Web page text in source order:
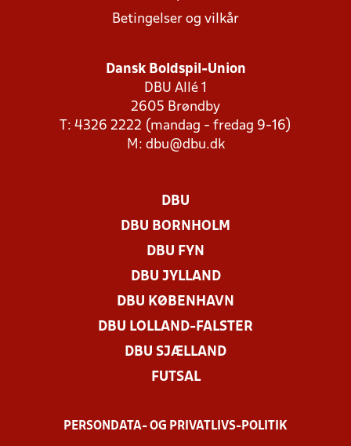
Betingelser og vilkår
Dansk Boldspil-Union
DBU Allé 1
2605 Brøndby
T: 4326 2222 (mandag - fredag 9-16)
M: dbu@dbu.dk
DBU
DBU BORNHOLM
DBU FYN
DBU JYLLAND
DBU KØBENHAVN
DBU LOLLAND-FALSTER
DBU SJÆLLAND
FUTSAL
PERSONDATA- OG PRIVATLIVS-POLITIK